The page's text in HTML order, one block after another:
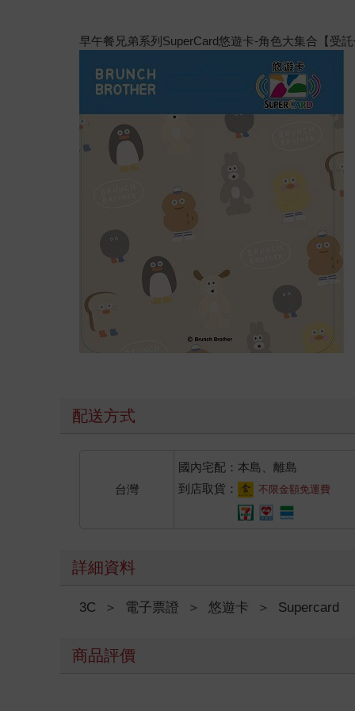
早午餐兄弟系列SuperCard悠遊卡-角色大集合【受
配送方式
台灣
國內宅配：本島、離島
到店取貨：
不限金額免運費
詳細資料
3C ＞ 電子票證 ＞ 悠遊卡 ＞ Supercard
商品評價